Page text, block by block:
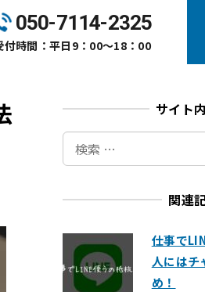
050-7114-2325
付時間：平日9：00～18：00
サイト
検
索
関連
仕事で
人にはチ
め！